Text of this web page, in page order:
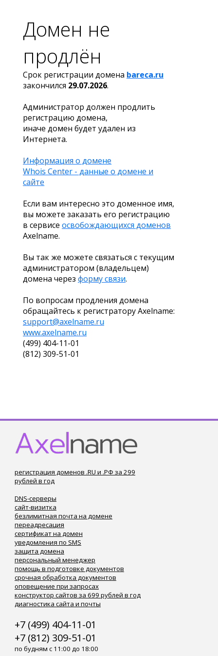
Домен не
продлён
Срок регистрации домена bareca.ru
закончился 29.07.2026.
Администратор должен продлить
регистрацию домена,
иначе домен будет удален из
Интернета.
Информация о домене
Whois Center - данные о домене и
сайте
Если вам интересно это доменное имя,
вы можете заказать его регистрацию
в сервисе освобождающихся доменов
Axelname.
Вы так же можете связаться с текущим
администратором (владельцем)
домена через форму связи.
По вопросам продления домена
обращайтесь к регистратору Axelname:
support@axelname.ru
www.axelname.ru
(499) 404-11-01
(812) 309-51-01
регистрация доменов .RU и .РФ за 299
рублей в год
DNS-серверы
сайт-визитка
безлимитная почта на домене
переадресация
сертификат на домен
уведомления по SMS
защита домена
персональный менеджер
помощь в подготовке документов
срочная обработка документов
оповещение при запросах
конструктор сайтов за 699 рублей в год
диагностика сайта и почты
+7 (499) 404-11-01
+7 (812) 309-51-01
по будням с 11:00 до 18:00